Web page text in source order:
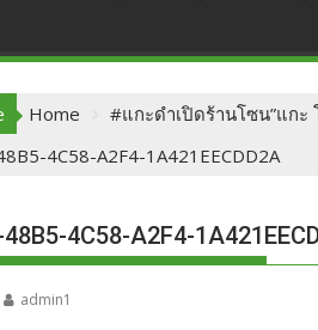
Home
#แกะดำเปิดร้านโซน”แก
4C58-A2F4-1A421EECDD2A
4C58-A2F4-
admin1